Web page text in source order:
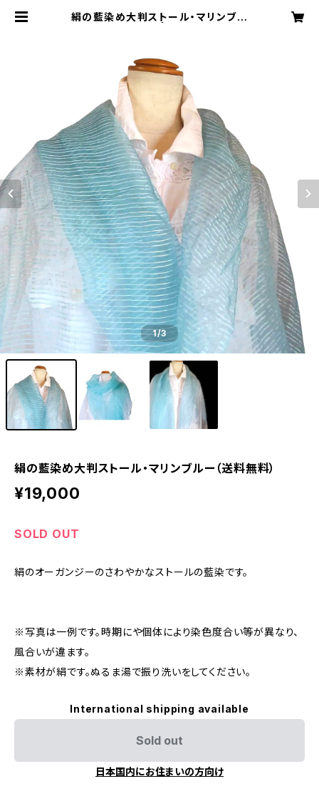
絹の藍染め大判ストール・マリンブル
1/3
絹の藍染め大判ストール・マリンブルー（送料無料）
¥19,000
SOLD OUT
絹のオーガンジーのさわやかなストールの藍染です。
※写真は一例です。時期にや個体により染色度合い等が異なり、
風合いが違ます。
※素材が絹です。ぬるま湯で振り洗いをしてください。
International shipping available
Sold out
日本国内にお住まいの方向け